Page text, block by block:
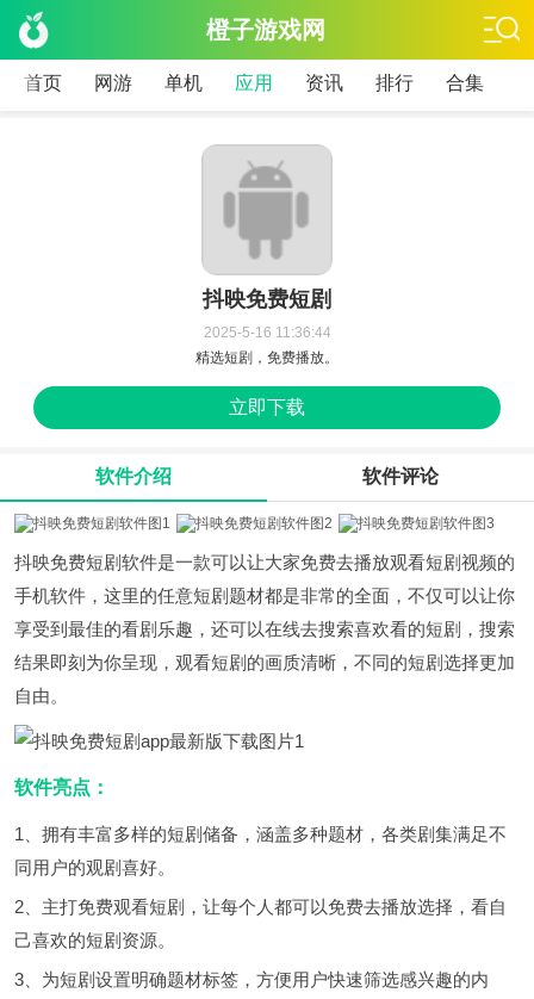
橙子游戏网
首页 网游 单机 应用 资讯 排行 合集
抖映免费短剧
2025-5-16 11:36:44
精选短剧，免费播放。
立即下载
软件介绍 软件评论
抖映免费短剧软件是一款可以让大家免费去播放观看短剧视频的
手机软件，这里的任意短剧题材都是非常的全面，不仅可以让你
享受到最佳的看剧乐趣，还可以在线去搜索喜欢看的短剧，搜索
结果即刻为你呈现，观看短剧的画质清晰，不同的短剧选择更加
自由。
软件亮点：
1、拥有丰富多样的短剧储备，涵盖多种题材，各类剧集满足不
同用户的观剧喜好。
2、主打免费观看短剧，让每个人都可以免费去播放选择，看自
己喜欢的短剧资源。
3、为短剧设置明确题材标签，方便用户快速筛选感兴趣的内